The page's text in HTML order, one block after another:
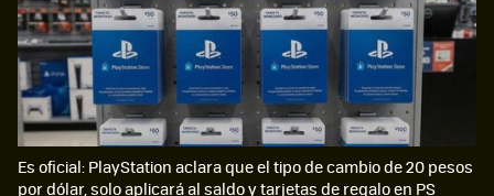
Es oficial: PlayStation aclara que el tipo de cambio de 20 pesos
por dólar, solo aplicará al saldo y tarjetas de regalo en PS